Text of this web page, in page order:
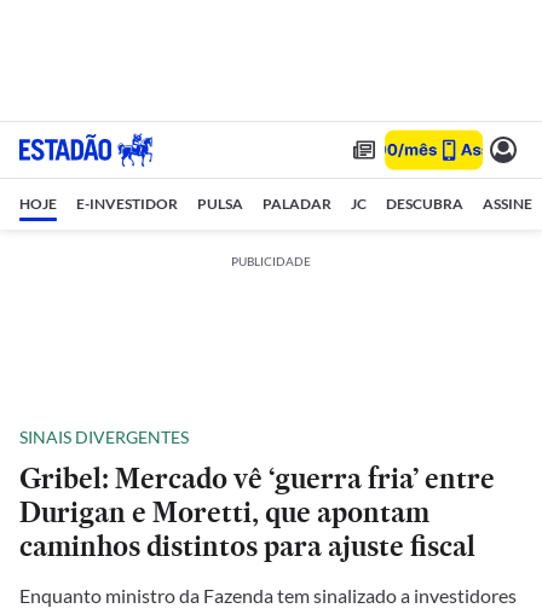
HOJE E-INVESTIDOR PULSA PALADAR JC DESCUBRA ASSINE
PUBLICIDADE
SINAIS DIVERGENTES
Gribel: Mercado vê ‘guerra fria’ entre
Durigan e Moretti, que apontam
caminhos distintos para ajuste fiscal
Enquanto ministro da Fazenda tem sinalizado a investidores